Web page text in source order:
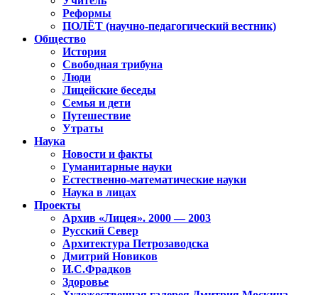
Реформы
ПОЛЁТ (научно-педагогический вестник)
Общество
История
Свободная трибуна
Люди
Лицейские беседы
Семья и дети
Путешествие
Утраты
Наука
Новости и факты
Гуманитарные науки
Естественно-математические науки
Наука в лицах
Проекты
Архив «Лицея». 2000 — 2003
Русский Север
Архитектура Петрозаводска
Дмитрий Новиков
И.С.Фрадков
Здоровье